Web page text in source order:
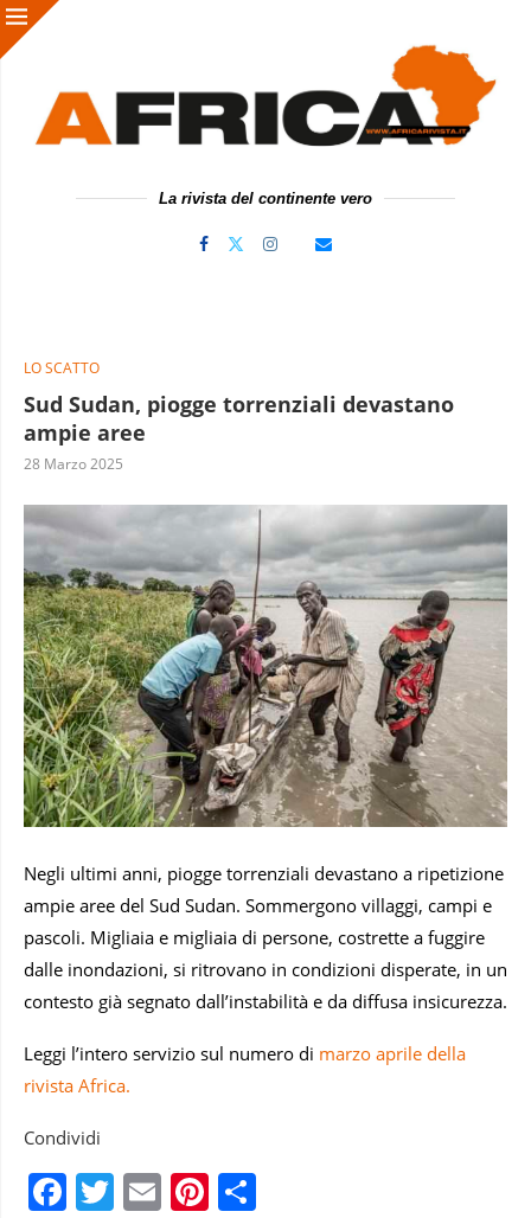
La rivista del continente vero
LO SCATTO
Sud Sudan, piogge torrenziali devastano
ampie aree
28 Marzo 2025
Negli ultimi anni, piogge torrenziali devastano a ripetizione
ampie aree del Sud Sudan. Sommergono villaggi, campi e
pascoli. Migliaia e migliaia di persone, costrette a fuggire
dalle inondazioni, si ritrovano in condizioni disperate, in un
contesto già segnato dall’instabilità e da diffusa insicurezza.
Leggi l’intero servizio sul numero di marzo aprile della
rivista Africa.
Condividi
Facebook
Twitter
EmailPinterest